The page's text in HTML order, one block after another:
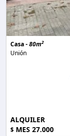
Casa -80m2
Unión
ALQUILER
$ MES 27.000